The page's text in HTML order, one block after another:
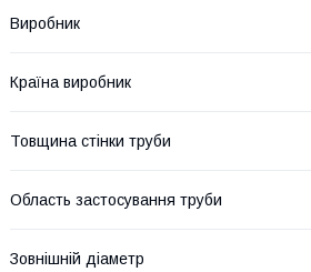
Виробник
Країна виробник
Товщина стінки труби
Область застосування труби
Зовнішній діаметр